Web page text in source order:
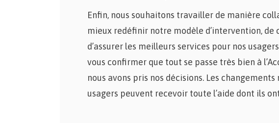
Enfin, nous souhaitons travailler de manière
mieux redéfinir notre modèle d’intervention,
d’assurer les meilleurs services pour nos
vous confirmer que tout se passe très bien à
nous avons pris nos décisions. Les changements
usagers peuvent recevoir toute l’aide dont ils